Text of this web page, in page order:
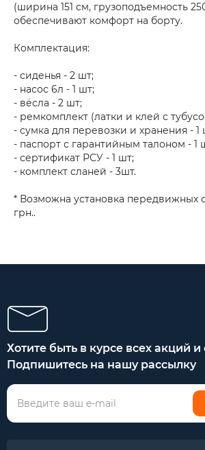
(ширина 151 см, грузоподъемность
обеспечивают комфорт на борту.
Комплектация:
- сиденья - 2 шт;
- насос 6л - 1 шт;
- вёсла - 2 шт;
- ремкомплект (латки и клей с
- сумка для перевозки и хранения - 1
- паспорт с гарантийным талоном - 1
- сертификат РСУ - 1 шт;
- комплект сланей - 3шт.
* Возможна установка передвижных
грн..
Хотите быть в курсе всех акций и
Подпишитесь на нашу рассылку